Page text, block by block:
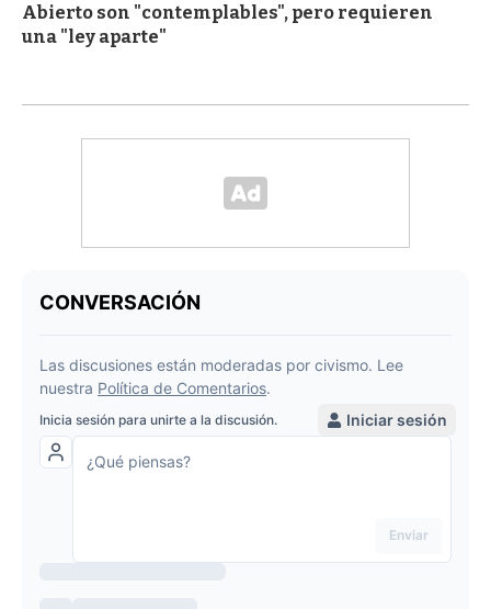
Abierto son "contemplables", pero requieren
una "ley aparte"